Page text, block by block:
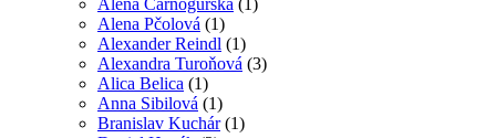
Alena Pčolová (1)
Alexander Reindl (1)
Alexandra Turoňová (3)
Alica Belica (1)
Anna Sibilová (1)
Branislav Kuchár(1)